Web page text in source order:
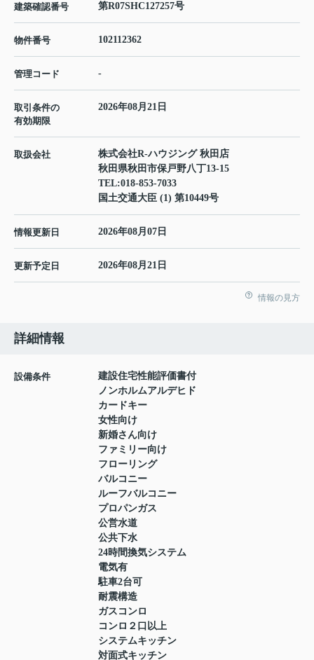
建築確認番号 第R07SHC127257号
物件番号 102112362
管理コード -
取引条件の
有効期限
2026年08月21日
取扱会社
株式会社R-ハウジング 秋田店
秋田県秋田市保戸野八丁13-15
TEL:018-853-7033
国土交通大臣 (1) 第10449号
情報更新日 2026年08月07日
更新予定日 2026年08月21日
情報の見方
詳細情報
設備条件
建設住宅性能評価書付
ノンホルムアルデヒド
カードキー
女性向け
新婚さん向け
ファミリー向け
フローリング
バルコニー
ルーフバルコニー
プロパンガス
公営水道
公共下水
24時間換気システム
電気有
駐車2台可
耐震構造
ガスコンロ
コンロ２口以上
システムキッチン
対面式キッチン